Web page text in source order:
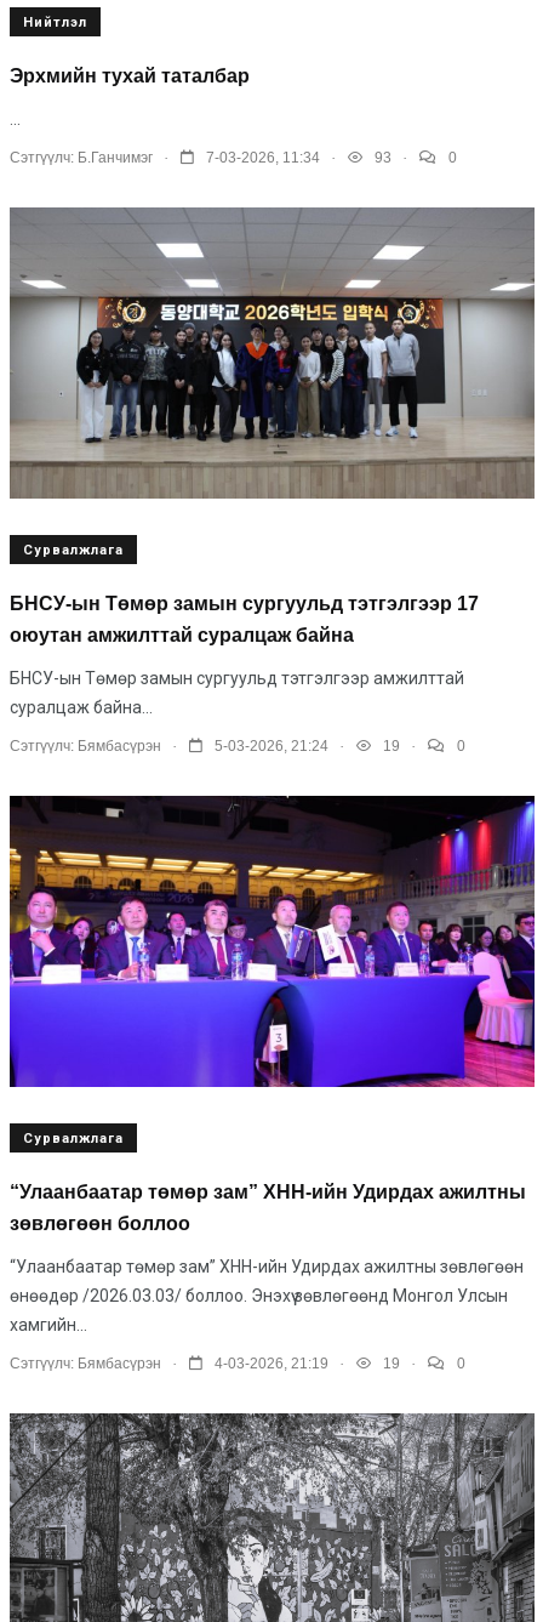
Нийтлэл
Эрхмийн тухай таталбар
Сэтгүүлч: Б.Ганчимэг . 7-03-2026, 11:34 . 93 . 0
Сурвалжлага
БНСУ-ын Төмөр замын сургуульд тэтгэлгээр 17
оюутан амжилттай суралцаж байна
БНСУ-ын Төмөр замын сургуульд тэтгэлгээр амжилттай
суралцаж байна...
Сэтгүүлч: Бямбасүрэн . 5-03-2026, 21:24 . 19 . 0
Сурвалжлага
“Улаанбаатар төмөр зам” ХНН-ийн Удирдах ажилтны
зөвлөгөөн боллоо
“Улаанбаатар төмөр зам” ХНН-ийн Удирдах ажилтны зөвлөгөөн
өнөөдөр /2026.03.03/ боллоо. Энэхүү зөвлөгөөнд Монгол Улсын
хамгийн...
Сэтгүүлч: Бямбасүрэн . 4-03-2026, 21:19 . 19 . 0